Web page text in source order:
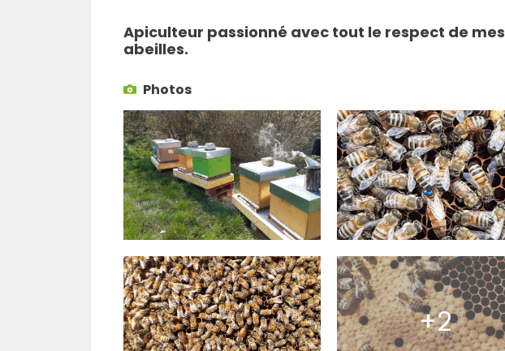
Apiculteur passionné avec tout le respect de mes
abeilles.
Photos